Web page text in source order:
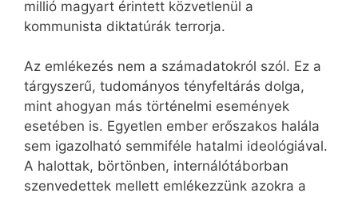
millió magyart érintett közvetlenül a
kommunista diktatúrák terrorja.
Az emlékezés nem a számadatokról szól. Ez a
tárgyszerű, tudományos tényfeltárás dolga,
mint ahogyan más történelmi események
esetében is. Egyetlen ember erőszakos halála
sem igazolható semmiféle hatalmi ideológiával.
A halottak, börtönben, internálótáborban
szenvedettek mellett emlékezzünk azokra a